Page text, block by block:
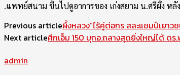
.แพทย์สนาม ขึ้นไปดูอาการของ เก่งสยาม น.ศรีผึ้ง ห
Previous articleผึ้งหลวง”ไร้คู่ต่อกร สละแชมป์เยาว
Next articleศึกเอ็ม 150 บุกอ.ถลางสุดยิ่งใหญ่ได้ ด
admin